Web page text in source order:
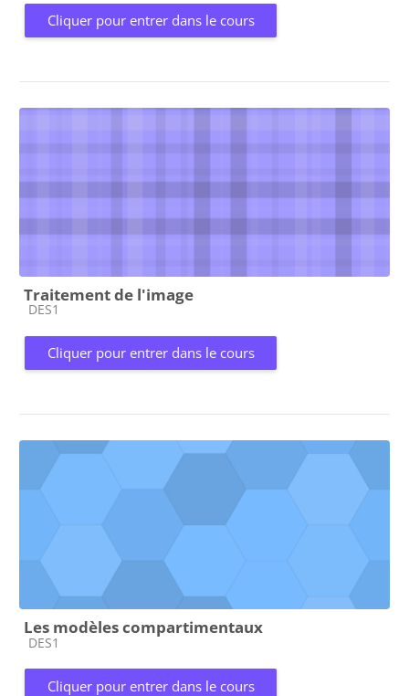
Cliquer pour entrer dans le cours
Traitement de l'image
Catégorie de cours
DES1
Cliquer pour entrer dans le cours
Les modèles compartimentaux
Catégorie de cours
DES1
Cliquer pour entrer dans le cours